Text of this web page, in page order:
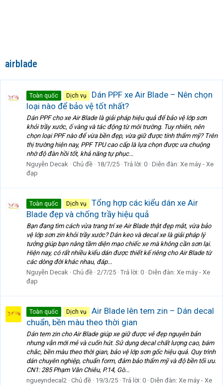
airblade
Toàn quốc Dịch vụ
Dán PPF xe Air Blade – Nên chọn
loại nào để bảo vệ tốt nhất?
Dán PPF cho xe Air Blade là giải pháp hiệu quả để bảo vệ lớp sơn
khỏi trầy xước, ố vàng và tác động từ môi trường. Tuy nhiên, nên
chọn loại PPF nào để vừa bền đẹp, vừa giữ được tính thẩm mỹ? Trên
thị trường hiện nay, PPF TPU cao cấp là lựa chọn được ưa chuộng
nhờ độ đàn hồi tốt, khả năng tự phục...
Nguyễn Decak Chủ đề 18/7/25 Trả lời: 0 Diễn đàn: Xe máy - Xe
đạp
Toàn quốc Dịch vụ
Tổng hợp các kiểu dán xe Air
Blade đẹp và chống trầy hiệu quả
Bạn đang tìm cách vừa trang trí xe Air Blade thật đẹp mắt, vừa bảo
vệ lớp sơn zin khỏi trầy xước? Dán keo và decal xe là giải pháp lý
tưởng giúp bạn nâng tầm diện mạo chiếc xe mà không cần sơn lại.
Hiện nay, có rất nhiều kiểu dán được thiết kế riêng cho Air Blade từ
các dòng đời khác nhau, đáp...
Nguyễn Decak Chủ đề 2/7/25 Trả lời: 0 Diễn đàn: Xe máy - Xe
đạp
Toàn quốc Dịch vụ
Air Blade lên tem zin – Dán decal
chuẩn, bền màu theo thời gian
Dán tem zin cho Air Blade giúp xe giữ được vẻ đẹp nguyên bản
nhưng vẫn mới mẻ và cuốn hút. Sử dụng decal chất lượng cao, bám
chắc, bền màu theo thời gian, bảo vệ lớp sơn gốc hiệu quả. Quy trình
dán chuyên nghiệp, chuẩn form, đảm bảo thẩm mỹ và độ bền tối ưu.
CN1: 285 Phạm Văn Chiêu, P.14, Gò...
ngueyndecal2 Chủ đề 19/3/25 Trả lời: 0 Diễn đàn: Xe máy - Xe